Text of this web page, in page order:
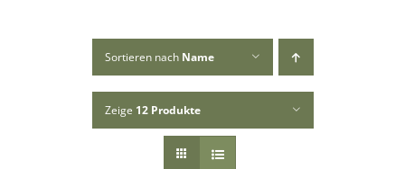
Sortieren nach Name
Zeige 12 Produkte